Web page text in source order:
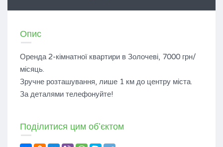
Опис
Оренда 2-кімнатної квартири в Золочеві, 7000 грн/
місяць.
Зручне розташування, лише 1 км до центру міста.
За деталями телефонуйте!
Поділитися цим об'єктом